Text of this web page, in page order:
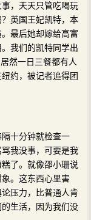
，天天只管吃喝玩
英国王妃凯特，本
最后她却嫁给高富
我们的凯特同学出
然一日三餐都有人
约，被记者追得团
十分钟就检查一
我没事，可要是我
了。就像邵小珊说
。这东西心里害
压力，比普通人肯
生活，因为我们没